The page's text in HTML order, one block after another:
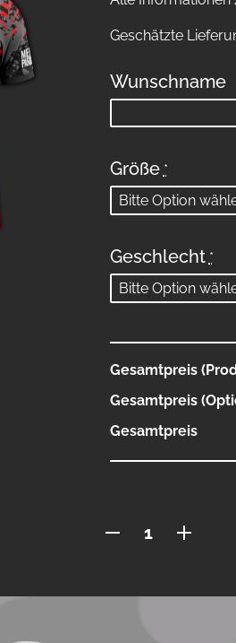
Geschätzte
Wunschname
Größe *
Geschlecht *
Gesamtpreis
Gesamtpreis
Gesamtpreis